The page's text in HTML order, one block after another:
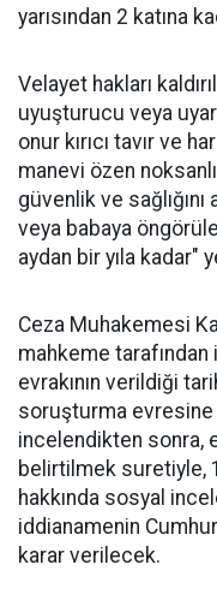
yarısından 2 katına
Velayet hakları
uyuşturucu veya
onur kırıcı tavır ve
manevi özen
güvenlik ve
veya babaya
aydan bir yıla kadar"
Ceza Muhakemesi
mahkeme
evrakının verildiği
soruşturma
incelendikten sonra,
belirtilmek suretiyle,
hakkında sosyal
iddianamenin
karar verilecek.